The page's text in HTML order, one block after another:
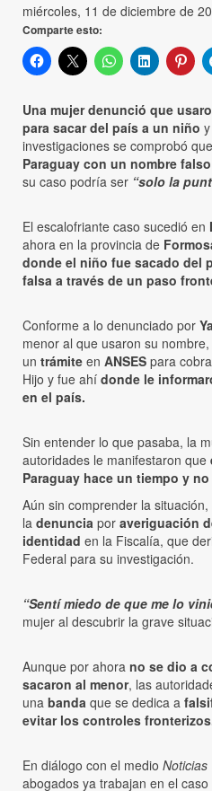
miércoles, 11 de diciembre de
Comparte esto:
Una mujer denunció que
para sacar del país a un niño
investigaciones se comprobó que
Paraguay con un nombre falso
su caso podría ser “solo la
El escalofriante caso sucedió en
ahora en la provincia de
donde el niño fue sacado del
falsa a través de un paso
Conforme a lo denunciado por
menor al que usaron su
un trámite en ANSES para
Hijo y fue ahí donde le
en el país.
Sin entender lo que pasaba, la
autoridades le manifestaron que
Paraguay hace un tiempo y
Aún sin comprender la
la denuncia por averiguación
identidad en la Fiscalía, que
Federal para su investigación.
“Sentí miedo de que me lo
mujer al descubrir la grave
Aunque por ahora no se dio a
sacaron al menor, las
una banda que se dedica a
evitar los controles
En diálogo con el medio Noticias
abogados ya trabajan en el